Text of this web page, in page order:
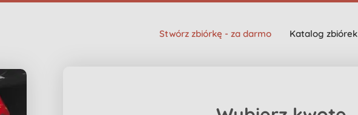
Stwórz zbiórkę - za darmo Katalog zbiórek